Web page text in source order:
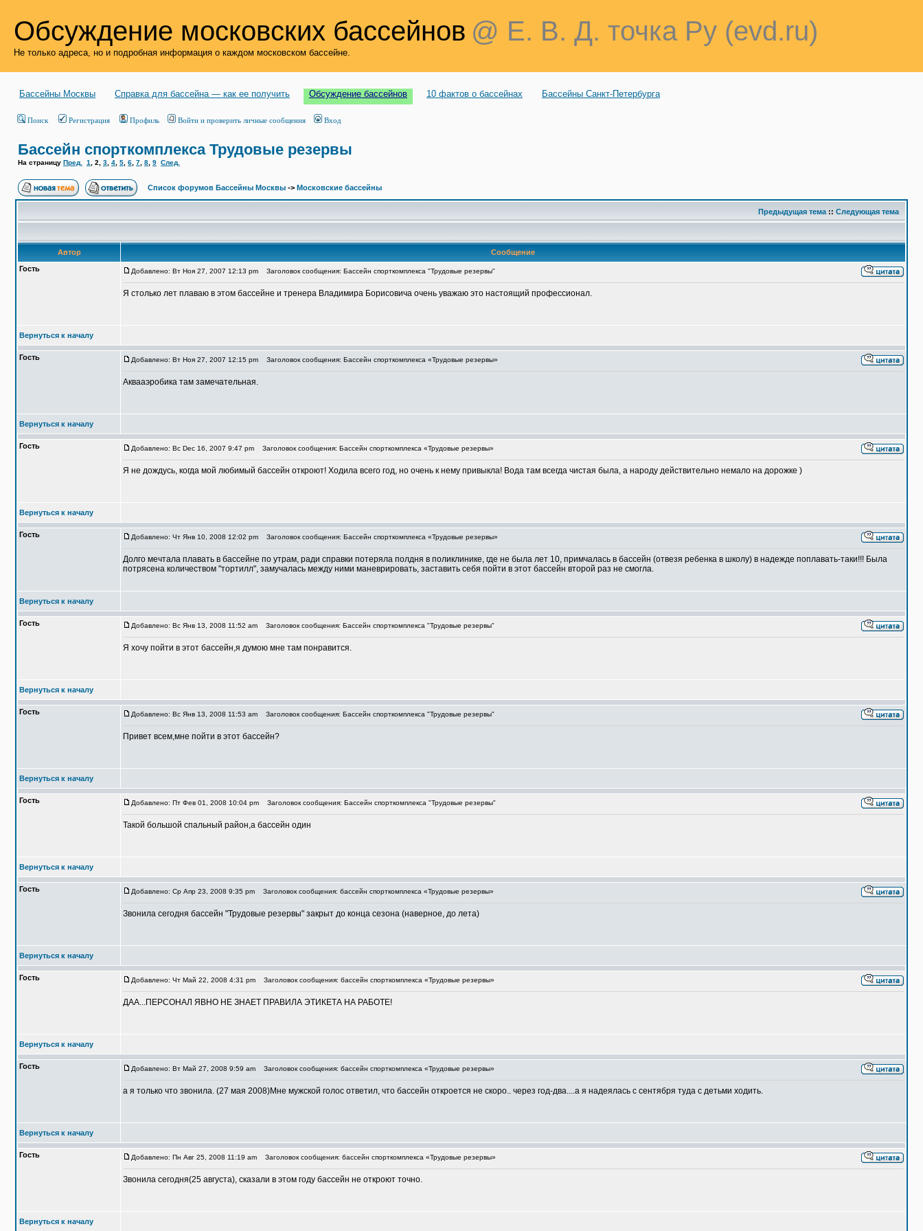
Обсуждение московских бассейнов @ Е. В. Д. точка Ру (evd.ru)
Не только адреса, но и подробная информация о каждом московском бассейне.
Бассейны Москвы Справка для бассейна — как ее получить Обсуждение бассейнов 10 фактов о бассейнах Бассейны Санкт-Петербурга
Поиск Регистрация Профиль Войти и проверить личные сообщения Вход
Бассейн спорткомплекса Трудовые резервы
На страницу Пред. 1 2 3 4 5 6 7 8 9 След.
Список форумов Бассейны Москвы -> Московские бассейны
Предыдущая тема :: Следующая тема
Автор
Сообщение
Гость
Добавлено: Вт Ноя 27, 2007 12:13 pm Заголовок сообщения: Бассейн спорткомплекса "Трудовые резервы"
Я столько лет плаваю в этом бассейне и тренера Владимира Борисовича очень уважаю это настоящий профессионал.
Вернуться к началу
Гость Добавлено: Вт Ноя 27, 2007 12:15 pm Заголовок сообщения: Бассейн спорткомплекса «Трудовые резервы»
Аквааэробика там замечательная.
Вернуться к началу
Гость Добавлено: Вс Dec 16, 2007 9:47 pm Заголовок сообщения: Бассейн спорткомплекса «Трудовые резервы»
Я не дождусь, когда мой любимый бассейн откроют! Ходила всего год, но очень к нему привыкла! Вода там всегда чистая была, а народу действительно немало на дорожке )
Вернуться к началу
Гость Добавлено: Чт Янв 10, 2008 12:02 pm Заголовок сообщения: Бассейн спорткомплекса «Трудовые резервы»
Долго мечтала плавать в бассейне по утрам, ради справки потеряла полдня в поликлинике, где не была лет 10, примчалась в бассейн (отвезя ребенка в школу) в надежде поплавать-таки!!! Была
потрясена количеством "тортилл", замучалась между ними маневрировать, заставить себя пойти в этот бассейн второй раз не смогла.
Вернуться к началу
Гость Добавлено: Вс Янв 13, 2008 11:52 am Заголовок сообщения: Бассейн спорткомплекса "Трудовые резервы"
Я хочу пойти в этот бассейн,я думою мне там понравится.
Вернуться к началу
Гость Добавлено: Вс Янв 13, 2008 11:53 am Заголовок сообщения: Бассейн спорткомплекса "Трудовые резервы"
Привет всем,мне пойти в этот бассейн?
Вернуться к началу
Гость Добавлено: Пт Фев 01, 2008 10:04 pm Заголовок сообщения: Бассейн спорткомплекса "Трудовые резервы"
Такой большой спальный район,а бассейн один
Вернуться к началу
Гость Добавлено: Ср Апр 23, 2008 9:35 pm Заголовок сообщения: бассейн спорткомплекса «Трудовые резервы»
Звонила сегодня бассейн "Трудовые резервы" закрыт до конца сезона (наверное, до лета)
Вернуться к началу
Гость Добавлено: Чт Май 22, 2008 4:31 pm Заголовок сообщения: бассейн спорткомплекса «Трудовые резервы»
ДАА...ПЕРСОНАЛ ЯВНО НЕ ЗНАЕТ ПРАВИЛА ЭТИКЕТА НА РАБОТЕ!
Вернуться к началу
Гость Добавлено: Вт Май 27, 2008 9:59 am Заголовок сообщения: бассейн спорткомплекса «Трудовые резервы»
а я только что звонила. (27 мая 2008)Мне мужской голос ответил, что бассейн откроется не скоро.. через год-два....а я надеялась с сентября туда с детьми ходить.
Вернуться к началу
Гость Добавлено: Пн Авг 25, 2008 11:19 am Заголовок сообщения: бассейн спорткомплекса «Трудовые резервы»
Звонила сегодня(25 августа), сказали в этом году бассейн не откроют точно.
Вернуться к началу